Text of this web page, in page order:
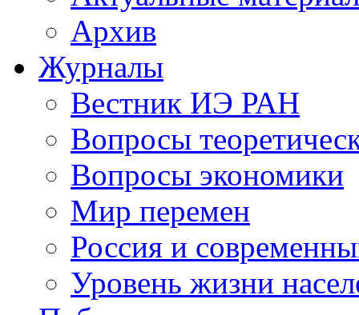
Архив
Журналы
Вестник ИЭ РАН
Вопросы
Вопросы экономики
Мир перемен
Россия и
Уровень жизни